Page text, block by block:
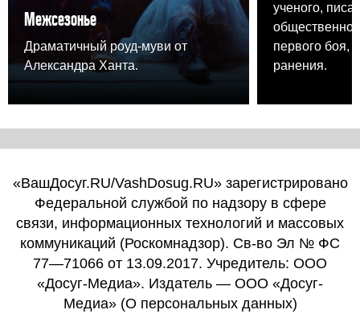
Межсезонье
Драматичный роуд-муви от
Александра Ханта.
ученого,
первого боя,
ранения.
«ВашДосуг.RU/VashDosug.RU» зарегистрировано
Федеральной службой по надзору в сфере
связи, информационных технологий и массовых
коммуникаций (Роскомнадзор). Св-во Эл № ФС
77—71066 от 13.09.2017. Учредитель: ООО
«Досуг-Медиа». Издатель — ООО «Досуг-
Медиа» (О персональных данных)